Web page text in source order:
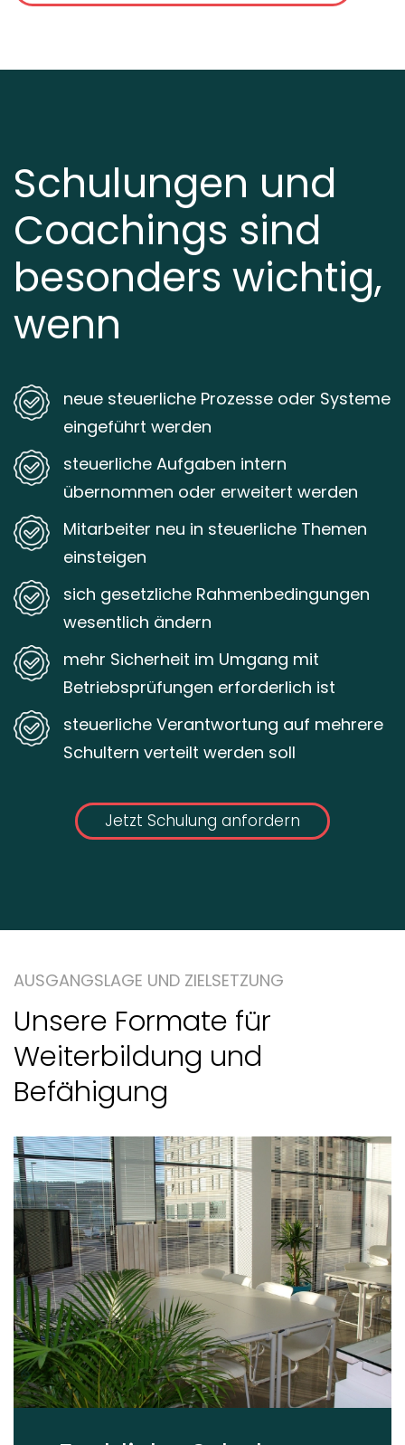
Schulungen und
Coachings sind
besonders wichtig,
wenn
neue steuerliche Prozesse oder Systeme
eingeführt werden
steuerliche Aufgaben intern
übernommen oder erweitert werden
Mitarbeiter neu in steuerliche Themen
einsteigen
sich gesetzliche Rahmenbedingungen
wesentlich ändern
mehr Sicherheit im Umgang mit
Betriebsprüfungen erforderlich ist
steuerliche Verantwortung auf mehrere
Schultern verteilt werden soll
Jetzt Schulung anfordern
AUSGANGSLAGE UND ZIELSETZUNG
Unsere Formate für
Weiterbildung und
Befähigung